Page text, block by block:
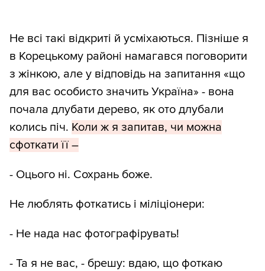
Не всі такі відкриті й усміхаються. Пізніше я
в Корецькому районі намагався поговорити
з жінкою, але у відповідь на запитання «що
для вас особисто значить Україна» - вона
почала длубати дерево, як ото длубали
колись піч. Коли ж я запитав, чи можна
сфоткати її –
- Оцього ні. Сохрань боже.
Не люблять фоткатись і міліціонери:
- Не нада нас фотографірувать!
- Та я не вас, - брешу: вдаю, що фоткаю